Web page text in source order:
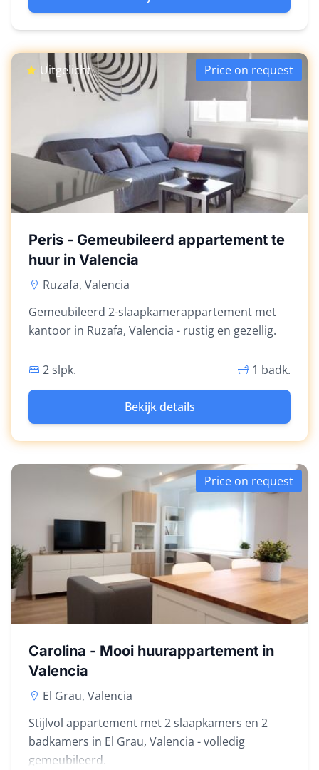
Price on request
Uitgelicht
Peris - Gemeubileerd appartement te
huur in Valencia
Ruzafa, Valencia
Gemeubileerd 2-slaapkamerappartement met
kantoor in Ruzafa, Valencia - rustig en gezellig.
2 slpk. 1 badk.
Bekijk details
Price on request
Carolina - Mooi huurappartement in
Valencia
El Grau, Valencia
Stijlvol appartement met 2 slaapkamers en 2
badkamers in El Grau, Valencia - volledig
gemeubileerd.